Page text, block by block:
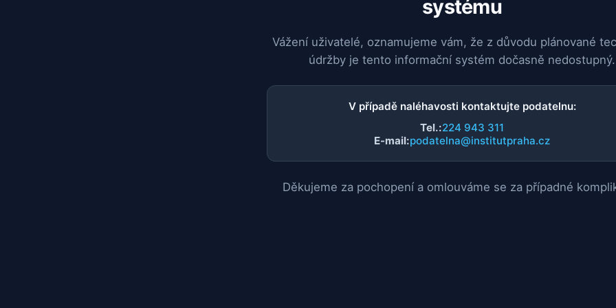
systému
Vážení uživatelé, oznamujeme vám, že z důvodu plánované
údržby je tento informační systém dočasně nedostupný.
V případě naléhavosti kontaktujte podatelnu:
Tel.:224 943 311
E-mail:podatelna@institutpraha.cz
Děkujeme za pochopení a omlouváme se za případné